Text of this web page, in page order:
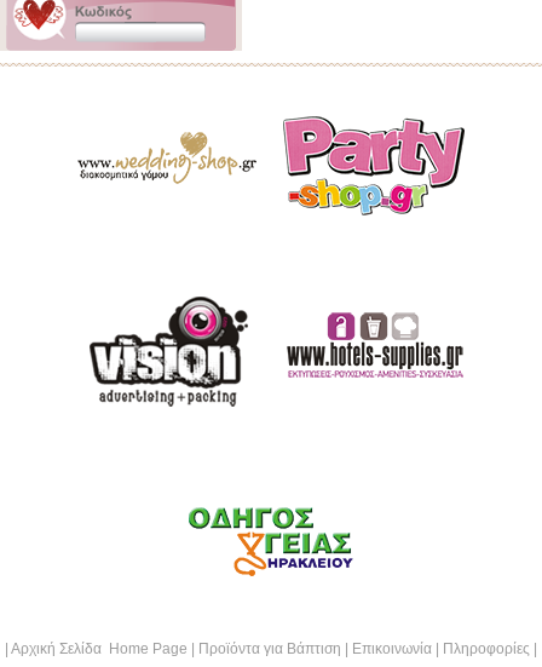
Αρχική Σελίδα Home Page Προϊόντα για Βάπτιση Επικοινωνία Πληροφορίες